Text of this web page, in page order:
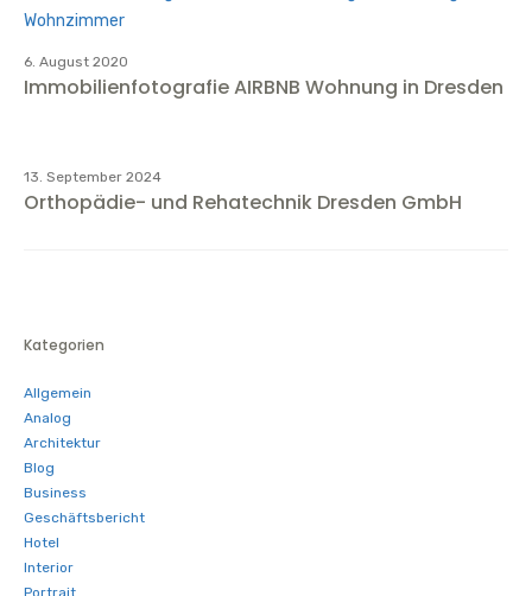
6. August 2020
Immobilienfotografie AIRBNB Wohnung in Dresden
13. September 2024
Orthopädie- und Rehatechnik Dresden GmbH
Kategorien
Allgemein
Analog
Architektur
Blog
Business
Geschäftsbericht
Hotel
Interior
Portrait